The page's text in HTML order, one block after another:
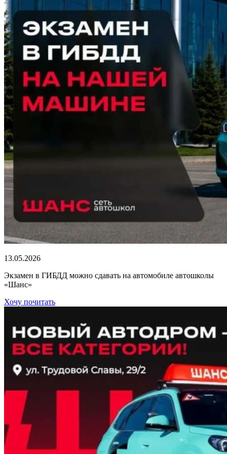
13.05.2026
Экзамен в ГИБДД можно сдавать на автомобиле автошколы
«Шанс»
Хочу почитать